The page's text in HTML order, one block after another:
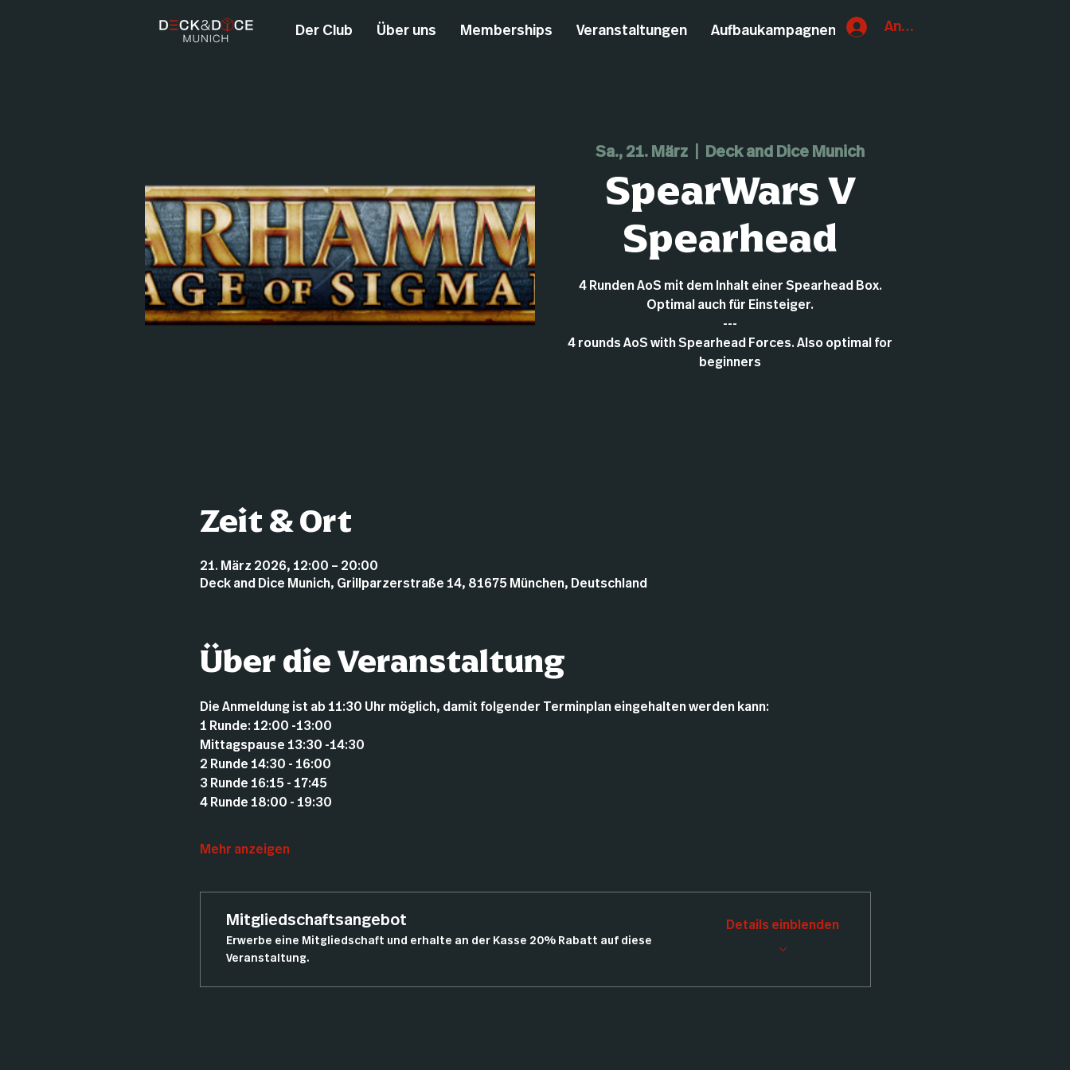
Der Club Über uns Memberships Veranstaltungen Aufbaukampagnen Anmelden
Sa., 21. März Deck and Dice Munich
SpearWars V
Spearhead
4 Runden AoS mit dem Inhalt einer Spearhead Box.
Optimal auch für Einsteiger.
---
4 rounds AoS with Spearhead Forces. Also optimal for
beginners
Zeit & Ort
21. März 2026, 12:00 – 20:00
Deck and Dice Munich, Grillparzerstraße 14, 81675 München, Deutschland
Über die Veranstaltung
Die Anmeldung ist ab 11:30 Uhr möglich, damit folgender Terminplan eingehalten werden kann:
1 Runde: 12:00 -13:00
Mittagspause 13:30 -14:30
2 Runde 14:30 - 16:00
3 Runde 16:15 - 17:45
4 Runde 18:00 - 19:30
Mehr anzeigen
Mitgliedschaftsangebot
Erwerbe eine Mitgliedschaft und erhalte an der Kasse 20% Rabatt auf diese
Veranstaltung.
Details einblenden